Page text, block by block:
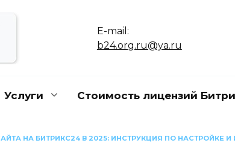
E-mail:
b24.org.ru@ya.ru
Услуги Стоимость лицензий
НА БИТРИКС24 В 2025: ИНСТРУКЦИЯ ПО НАСТРОЙКЕ И